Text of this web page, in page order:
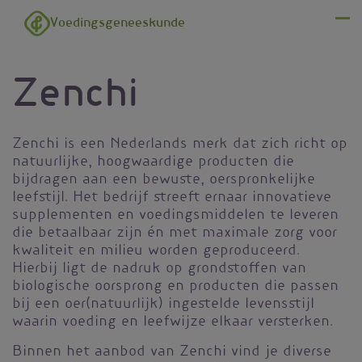
Overslaan en naar de inhoud gaan
Voedingsgeneeskunde
Zenchi
Zenchi is een Nederlands merk dat zich richt op
natuurlijke, hoogwaardige producten die
bijdragen aan een bewuste, oerspronkelijke
leefstijl. Het bedrijf streeft ernaar innovatieve
supplementen en voedingsmiddelen te leveren
die betaalbaar zijn én met maximale zorg voor
kwaliteit en milieu worden geproduceerd.
Hierbij ligt de nadruk op grondstoffen van
biologische oorsprong en producten die passen
bij een oer(natuurlijk) ingestelde levensstijl
waarin voeding en leefwijze elkaar versterken.
Binnen het aanbod van Zenchi vind je diverse